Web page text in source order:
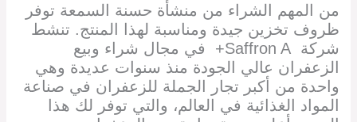
من المهم الشراء من منشأة حسنة السمعة توفر
ظروف تخزين جيدة ومناسبة لهذا المنتج. تنشط
شركة Saffron A+ في مجال شراء وبيع
الزعفران عالي الجودة منذ سنوات عديدة وهي
واحدة من أكبر تجار الجملة للزعفران في صناعة
المواد الغذائية في العالم، والتي توفر لك هذا